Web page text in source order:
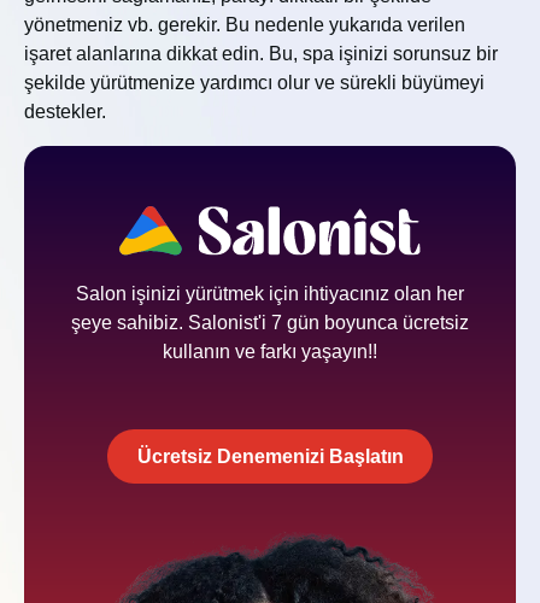
yönetmeniz vb. gerekir. Bu nedenle yukarıda verilen
işaret alanlarına dikkat edin. Bu, spa işinizi sorunsuz bir
şekilde yürütmenize yardımcı olur ve sürekli büyümeyi
destekler.
Salon işinizi yürütmek için ihtiyacınız olan her
şeye sahibiz. Salonist'i 7 gün boyunca ücretsiz
kullanın ve farkı yaşayın!!
Ücretsiz Denemenizi Başlatın